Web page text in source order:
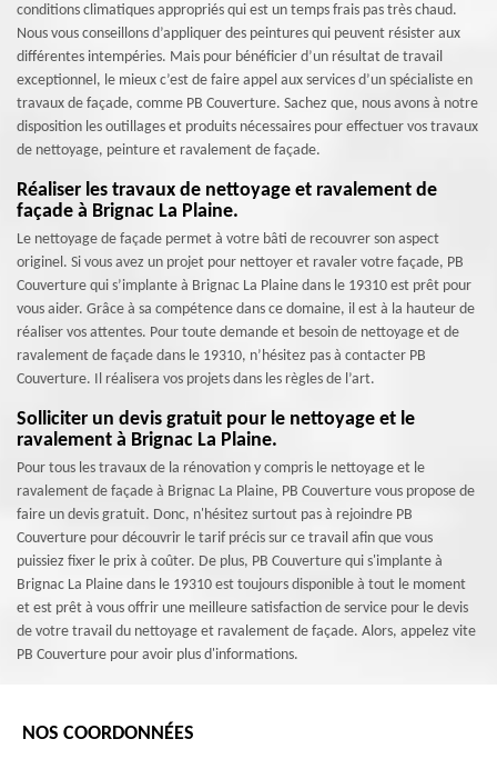
conditions climatiques appropriés qui est un temps frais pas très chaud.
Nous vous conseillons d’appliquer des peintures qui peuvent résister aux
différentes intempéries. Mais pour bénéficier d’un résultat de travail
exceptionnel, le mieux c’est de faire appel aux services d’un spécialiste en
travaux de façade, comme PB Couverture. Sachez que, nous avons à notre
disposition les outillages et produits nécessaires pour effectuer vos travaux
de nettoyage, peinture et ravalement de façade.
Réaliser les travaux de nettoyage et ravalement de
façade à Brignac La Plaine.
Le nettoyage de façade permet à votre bâti de recouvrer son aspect
originel. Si vous avez un projet pour nettoyer et ravaler votre façade, PB
Couverture qui s’implante à Brignac La Plaine dans le 19310 est prêt pour
vous aider. Grâce à sa compétence dans ce domaine, il est à la hauteur de
réaliser vos attentes. Pour toute demande et besoin de nettoyage et de
ravalement de façade dans le 19310, n’hésitez pas à contacter PB
Couverture. Il réalisera vos projets dans les règles de l’art.
Solliciter un devis gratuit pour le nettoyage et le
ravalement à Brignac La Plaine.
Pour tous les travaux de la rénovation y compris le nettoyage et le
ravalement de façade à Brignac La Plaine, PB Couverture vous propose de
faire un devis gratuit. Donc, n'hésitez surtout pas à rejoindre PB
Couverture pour découvrir le tarif précis sur ce travail afin que vous
puissiez fixer le prix à coûter. De plus, PB Couverture qui s'implante à
Brignac La Plaine dans le 19310 est toujours disponible à tout le moment
et est prêt à vous offrir une meilleure satisfaction de service pour le devis
de votre travail du nettoyage et ravalement de façade. Alors, appelez vite
PB Couverture pour avoir plus d'informations.
NOS COORDONNÉES